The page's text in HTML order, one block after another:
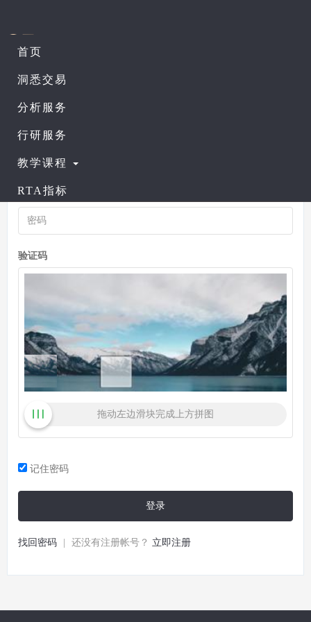
首页
洞悉交易
分析服务
行研服务
教学课程
RTA指标
帐号
密码
验证码
拖动左边滑块完成上方拼图
记住密码
登录
找回密码 | 还没有注册帐号？ 立即注册